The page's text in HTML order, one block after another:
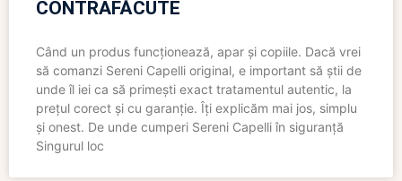
CONTRAFĂCUTE
Când un produs funcționează, apar și copiile. Dacă vrei
să comanzi Sereni Capelli original, e important să știi de
unde îl iei ca să primești exact tratamentul autentic, la
prețul corect și cu garanție. Îți explicăm mai jos, simplu
și onest. De unde cumperi Sereni Capelli în siguranță
Singurul loc